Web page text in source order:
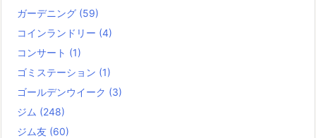
ガーデニング (59)
コインランドリー (4)
コンサート (1)
ゴミステーション (1)
ゴールデンウイーク (3)
ジム (248)
ジム友 (60)